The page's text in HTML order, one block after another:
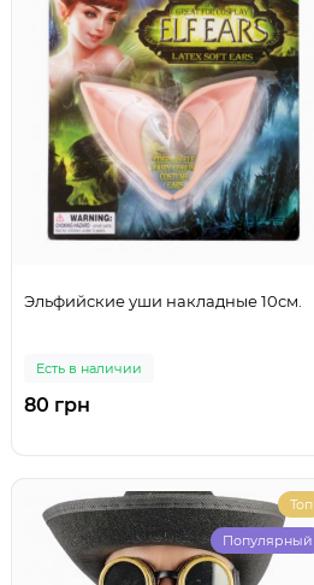
Эльфийские уши накладные 10см.
Есть в наличии
80 грн
Топ
Популярный